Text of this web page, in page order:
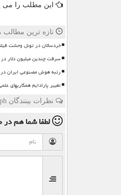
این مطلب را می
تازه ترین مطالب
خردسالان در تونل وحشت
سرقت چندین میلیون دلار در ۲۵ دقیقه
رتبه هوش مصنوعی ایران در
تغییر پارادایم همکاریهای
نظرات بینندگان gph در مورد این مطلب
لطفا شما همدر